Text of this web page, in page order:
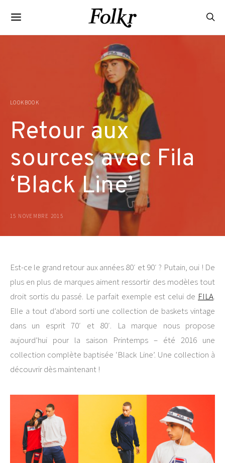
LOOKBOOK
Retour aux
sources avec Fila
‘Black Line’
15 NOVEMBRE 2015
Est-ce le grand retour aux années 80′ et 90′ ? Putain, oui ! De
plus en plus de marques aiment ressortir des modèles tout
droit sortis du passé. Le parfait exemple est celui de FILA.
Elle a tout d’abord sorti une collection de baskets vintage
dans un esprit 70′ et 80′. La marque nous propose
aujourd’hui pour la saison Printemps – été 2016 une
collection complète baptisée ‘Black Line’. Une collection à
découvrir dès maintenant !